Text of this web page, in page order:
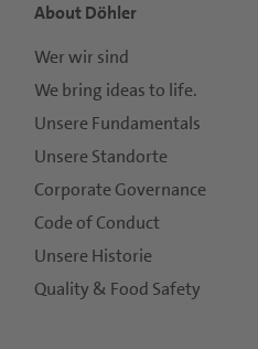
About Döhler
Wer wir sind
We bring ideas to life.
Unsere Fundamentals
Unsere Standorte
Corporate Governance
Code of Conduct
Unsere Historie
Quality & Food Safety